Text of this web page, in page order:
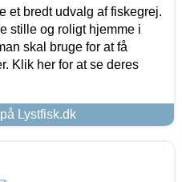
et bredt udvalg af fiskegrej.
stille og roligt hjemme i
skal bruge for at få
Klik her for at se deres
Lystfisk.dk